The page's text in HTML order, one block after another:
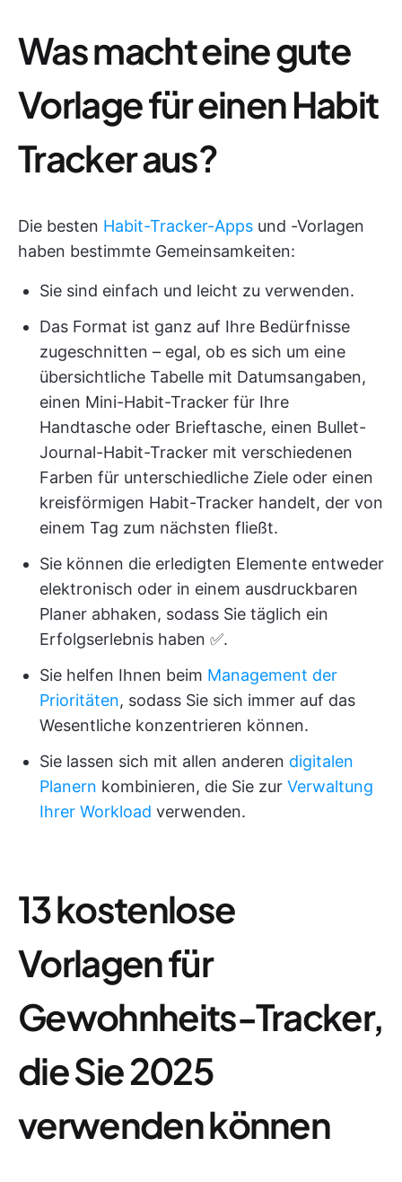
Was macht eine gute
Vorlage für einen Habit
Tracker aus?
Die besten Habit-Tracker-Apps und -Vorlagen
haben bestimmte Gemeinsamkeiten:
Sie sind einfach und leicht zu verwenden.
Das Format ist ganz auf Ihre Bedürfnisse
zugeschnitten – egal, ob es sich um eine
übersichtliche Tabelle mit Datumsangaben,
einen Mini-Habit-Tracker für Ihre
Handtasche oder Brieftasche, einen Bullet-
Journal-Habit-Tracker mit verschiedenen
Farben für unterschiedliche Ziele oder einen
kreisförmigen Habit-Tracker handelt, der von
einem Tag zum nächsten fließt.
Sie können die erledigten Elemente entweder
elektronisch oder in einem ausdruckbaren
Planer abhaken, sodass Sie täglich ein
Erfolgserlebnis haben ✅.
Sie helfen Ihnen beim Management der
Prioritäten, sodass Sie sich immer auf das
Wesentliche konzentrieren können.
Sie lassen sich mit allen anderen digitalen
Planern kombinieren, die Sie zur Verwaltung
Ihrer Workload verwenden.
13 kostenlose
Vorlagen für
Gewohnheits-Tracker,
die Sie 2025
verwenden können